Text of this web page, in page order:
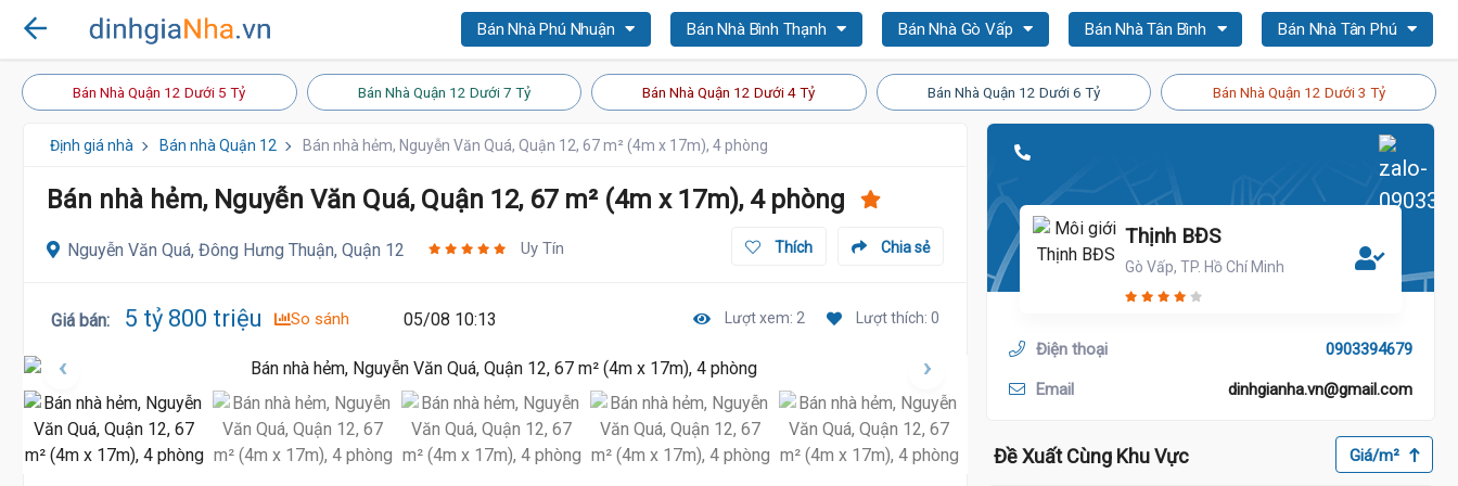
Bán Nhà Phú Nhuận Bán Nhà Bình Thạnh Bán Nhà Gò Vấp Bán Nhà Tân Bình Bán Nhà Tân Phú
Bán Nhà Quận 12 Dưới 5 Tỷ Bán Nhà Quận 12 Dưới 7 Tỷ Bán Nhà Quận 12 Dưới 4 Tỷ Bán Nhà Quận 12 Dưới 6 Tỷ Bán Nhà Quận 12 Dưới 3 Tỷ
Định giá nhà Bán nhà Quận 12 Bán nhà hẻm, Nguyễn Văn Quá, Quận 12, 67 m² (4m x 17m), 4 phòng
Bán nhà hẻm, Nguyễn Văn Quá, Quận 12, 67 m² (4m x 17m), 4 phòng
Nguyễn Văn Quá, Đông Hưng Thuận, Quận 12 Uy Tín Chia sẻ
Thích
Giá bán: 5 tỷ 800 triệu So sánh 05/08 10:13 Lượt xem: 2 Lượt thích: 0
Thịnh BĐS
Gò Vấp, TP. Hồ Chí Minh
Điện thoại 0903394679
Email dinhgianha.vn@gmail.com
Đề Xuất Cùng Khu Vực Giá/m²